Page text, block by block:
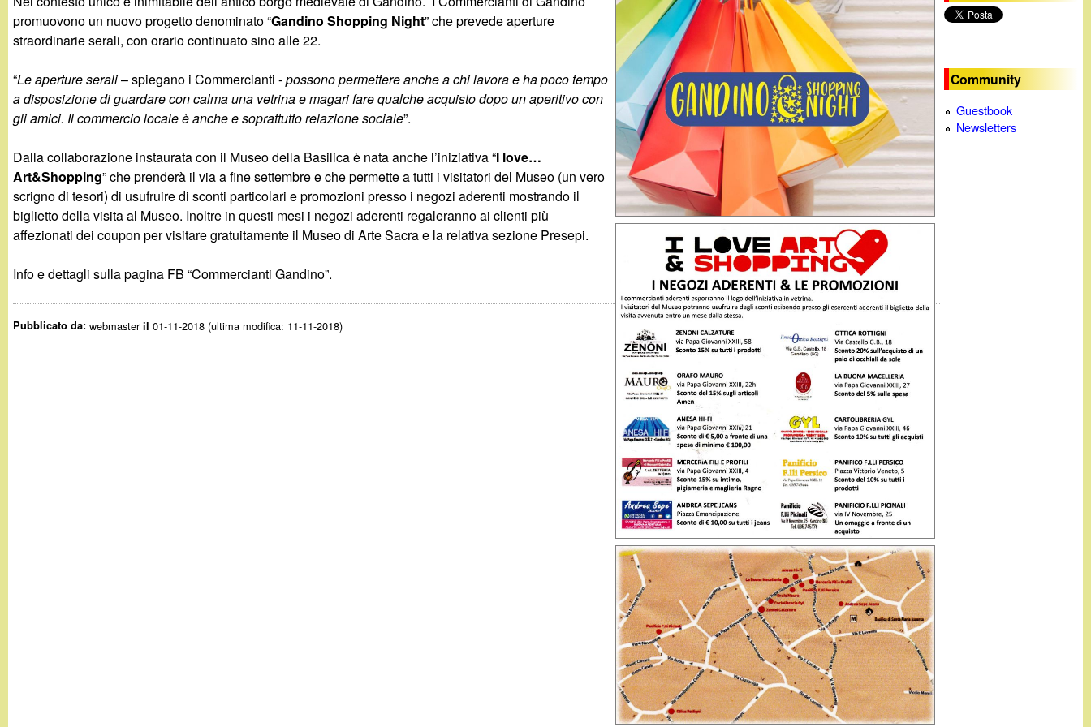
g
n
d
i
n
.
i
c
a
promuovono un nuovo progetto denominato “Gandino Shopping Night” che prevede aperture
straordinarie serali, con orario continuato sino alle 22.
“Le aperture serali– spiegano i Commercianti -possono permettere anche a chi lavora e ha poco tempo
a disposizione di guardare con calma una vetrina e magari fare qualche acquisto dopo un aperitivo con
gli amici. Il commercio locale è anche e soprattutto relazione sociale”.
Dalla collaborazione instaurata con il Museo della Basilica è nata anche l’iniziativa “I love…
Art&Shopping” che prenderà il via a fine settembre e che permette a tutti i visitatori del Museo (un vero
scrigno di tesori) di usufruire di sconti particolari e promozioni presso i negozi aderenti mostrando il
biglietto della visita al Museo. Inoltre in questi mesi i negozi aderenti regaleranno ai clienti più
affezionati dei coupon per visitare gratuitamente il Museo di Arte Sacra e la relativa sezione Presepi.
Info e dettagli sulla pagina FB “Commercianti Gandino”.
Pubblicato da:webmasteril 01-11-2018 (ultima modifica: 11-11-2018)
Community
Guestbook
Newsletters